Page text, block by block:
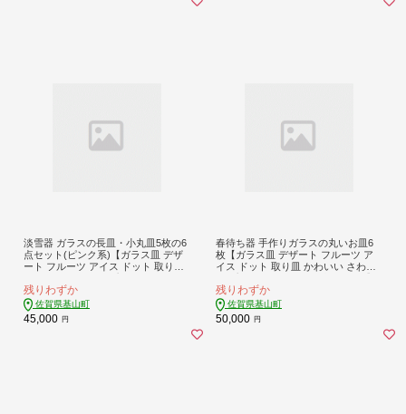
淡雪器 ガラスの長皿・小丸皿5枚の6
点セット(ピンク系)【ガラス皿 デザ
ート フルーツ アイス ドット 取り皿
ト お祝 贈り物】K003111
残りわずか
佐賀県基山町
45,000 円
春待ち器 手作りガラスの丸いお皿6
枚【ガラス皿 デザート フルーツ ア
イス ドット 取り皿 かわいい さわや
003108
残りわずか
佐賀県基山町
50,000 円